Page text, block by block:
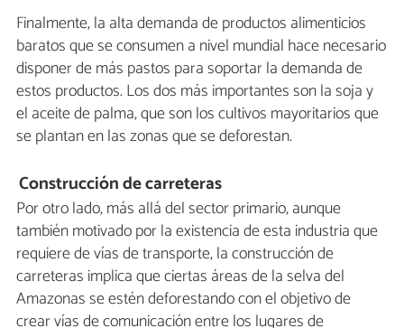
Finalmente, la alta demanda de productos alimenticios
baratos que se consumen a nivel mundial hace necesario
disponer de más pastos para soportar la demanda de
estos productos. Los dos más importantes son la soja y
el aceite de palma, que son los cultivos mayoritarios que
se plantan en las zonas que se deforestan.
Construcción de carreteras
Por otro lado, más allá del sector primario, aunque
también motivado por la existencia de esta industria que
requiere de vías de transporte, la construcción de
carreteras implica que ciertas áreas de la selva del
Amazonas se estén deforestando con el objetivo de
crear vías de comunicación entre los lugares de